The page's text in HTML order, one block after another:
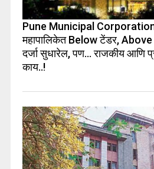
Pune Municipal
महापालिकेत Below टेंडर, Above
दर्जा सुधारेल, पण… राजकीय आणि
काय..!